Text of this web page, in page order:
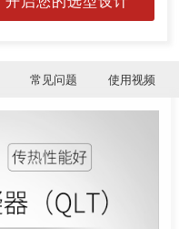
常见问题 使用视频